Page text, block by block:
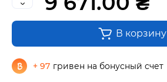
В корзину
+ 97 гривен на бонусный счет